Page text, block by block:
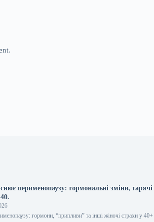
перименопаузу: гормональні зміни, гарячі
гормони, “припливи” та інші жіночі страхи у